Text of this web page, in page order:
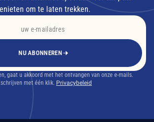
om te laten trekken.
NU ABONNEREN
gaat u akkoord met het ontvangen van onze e-mails.
met één klik. Privacybeleid